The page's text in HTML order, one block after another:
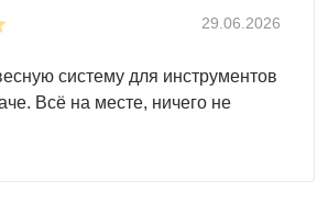
29.06.2026
систему для инструментов
Всё на месте, ничего не